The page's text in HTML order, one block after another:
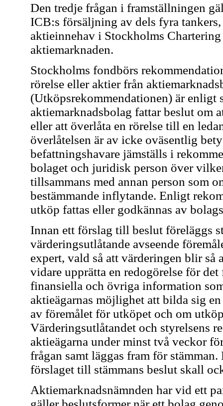
Den tredje frågan i framställningen
ICB:s försäljning av dels fyra
aktieinnehav i Stockholms
aktiemarknaden.
Stockholms fondbörs
rörelse eller aktier från
(Utköpsrekommendationen) är
aktiemarknadsbolag fattar beslut om
eller att överlåta en rörelse till en
överlåtelsen är av icke oväsentlig
befattningshavare jämställs i
bolaget och juridisk person över
tillsammans med annan person som
bestämmande inflytande. Enligt
utköp fattas eller godkännas av
Innan ett förslag till beslut föreläggs
värderingsutlåtande avseende
expert, vald så att värderingen blir
vidare upprätta en redogörelse för
finansiella och övriga information
aktieägarnas möjlighet att bilda sig
av föremålet för utköpet och om
Värderingsutlåtandet och styrelsens
aktieägarna under minst två veckor
frågan samt läggas fram för
förslaget till stämmans beslut skall
Aktiemarknadsnämnden har vid ett